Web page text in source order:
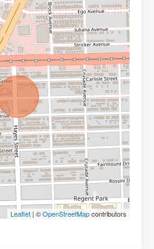
Leaflet | ©OpenStreetMapcontributors